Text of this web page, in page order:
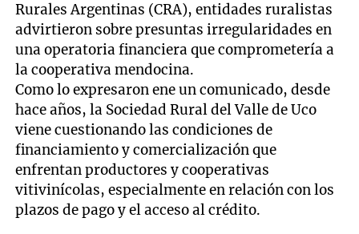
Rurales Argentinas (CRA), entidades ruralistas
advirtieron sobre presuntas irregularidades en
una operatoria financiera que comprometería a
la cooperativa mendocina.
Como lo expresaron ene un comunicado, desde
hace años, la Sociedad Rural del Valle de Uco
viene cuestionando las condiciones de
financiamiento y comercialización que
enfrentan productores y cooperativas
vitivinícolas, especialmente en relación con los
plazos de pago y el acceso al crédito.